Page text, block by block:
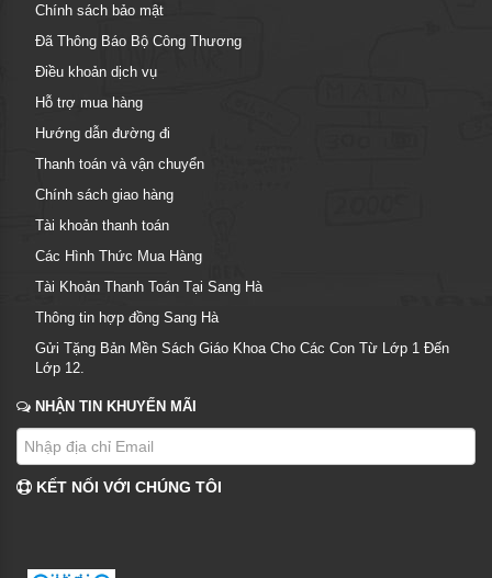
Chính sách bảo mật
Đã Thông Báo Bộ Công Thương
Điều khoản dịch vụ
Hỗ trợ mua hàng
Hướng dẫn đường đi
Thanh toán và vận chuyển
Chính sách giao hàng
Tài khoản thanh toán
Các Hình Thức Mua Hàng
Tài Khoản Thanh Toán Tại Sang Hà
Thông tin hợp đồng Sang Hà
Gửi Tặng Bản Mền Sách Giáo Khoa Cho Các Con Từ Lớp 1 Đến
Lớp 12.
NHẬN TIN KHUYẾN MÃI
KẾT NỐI VỚI CHÚNG TÔI